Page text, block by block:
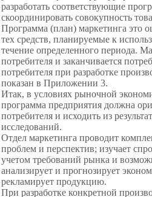
разработать соответствующие
скоординировать совокупность
Программа (план) маркетинга это
тех средств, планируемые к
течение определенного периода.
потребителя и заканчивается
потребителя при разработке
показан в Приложении 3.
Итак, в условиях рыночной
программа предприятия должна
потребителя и исходить из
исследований.
Отдел маркетинга проводит
проблем и перспектив; изучает
учетом требований рынка и
анализирует и прогнозирует
рекламирует продукцию.
При разработке конкретной